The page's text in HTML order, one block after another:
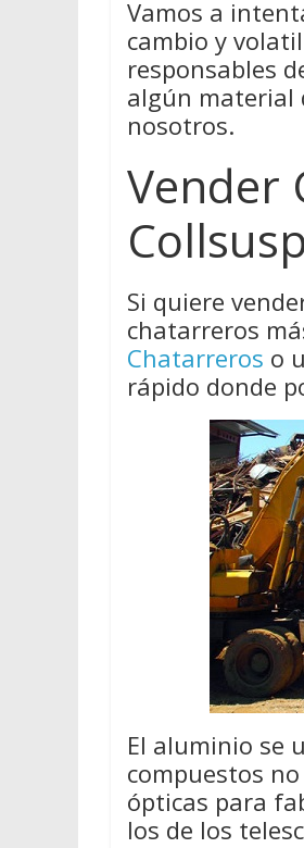
Vamos a
cambio y
responsables
algún material
nosotros.
Vender
Si quiere
chatarreros
Chatarreros o
rápido donde
El aluminio se
compuestos
ópticas para
los de los